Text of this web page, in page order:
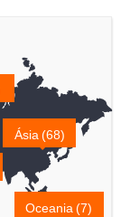
Ásia (68)
Oceania (7)